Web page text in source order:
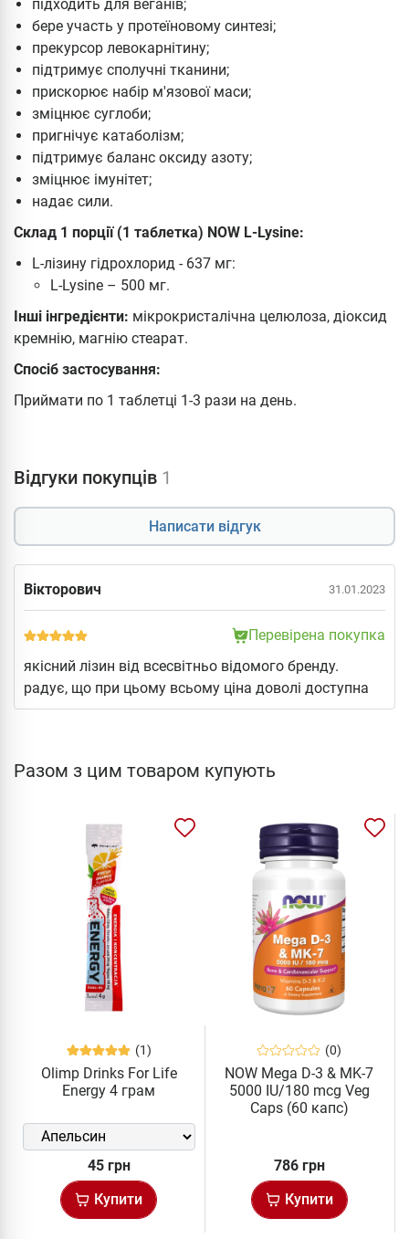
підходить для веганів;
бере участь у протеїновому синтезі;
прекурсор левокарнітину;
підтримує сполучні тканини;
прискорює набір м'язової маси;
зміцнює суглоби;
пригнічує катаболізм;
підтримує баланс оксиду азоту;
зміцнює імунітет;
надає сили.
Склад 1 порції (1 таблетка) NOW L-Lysine:
L-лізину гідрохлорид - 637 мг:
L-Lysine – 500 мг.
Інші інгредієнти: мікрокристалічна целюлоза, діоксид
кремнію, магнію стеарат.
Спосіб застосування:
Приймати по 1 таблетці 1-3 рази на день.
Відгуки покупців 1
Написати відгук
Вікторович 31.01.2023
Перевірена покупка
якісний лізин від всесвітньо відомого бренду.
радує, що при цьому всьому ціна доволі доступна
Разом з цим товаром купують
(1)
Olimp Drinks For Life
Energy 4 грам
45 грн
Купити
(0)
NOW Mega D-3 & MK-7
5000 IU/180 mcg Veg
Caps (60 капс)
786 грн
Купити